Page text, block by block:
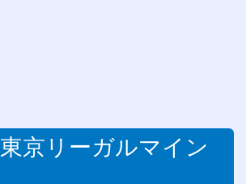
東京リーガルマイン